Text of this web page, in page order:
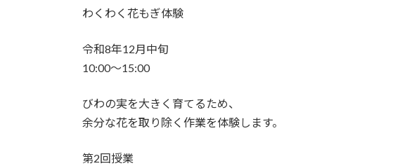
わくわく花もぎ体験
令和8年12月中旬
10:00～15:00
びわの実を大きく育てるため、
余分な花を取り除く作業を体験します。
第2回授業